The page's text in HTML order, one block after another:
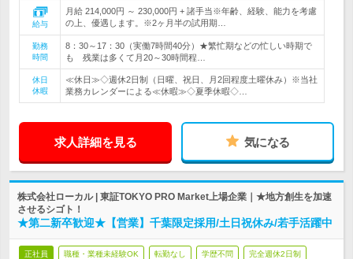
給与
月給 214,000円 ～ 230,000円 + 諸手当※年齢、経験、能力を考慮
の上、優遇します。※2ヶ月半の試用期…
勤務
時間
8：30～17：30（実働7時間40分）★繁忙期などの忙しい時期で
も 残業は多くて月20～30時間程…
休日
休暇
≪休日≫◇週休2日制（日曜、祝日、月2回程度土曜休み）※当社
業務カレンダーによる≪休暇≫◇夏季休暇◇…
求人詳細を見る 気になる
株式会社ローカル | 東証TOKYO PRO Market上場企業｜★地方創生を加速
させるシゴト！
★第二新卒歓迎★【営業】千葉限定採用/土日祝休み/若手活躍中
正社員 職種・業種未経験OK 転勤なし 学歴不問 完全週休2日制